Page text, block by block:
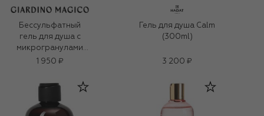
Бессульфатный
гель для душа с
микрогранулами
кремния Peach,
(250ml)
1 950 ₽
Гель для душа Calm
(300ml)
3 200 ₽